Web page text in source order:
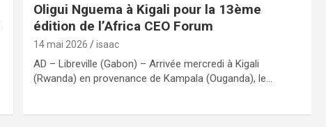
Oligui Nguema à Kigali pour la 13ème
édition de l’Africa CEO Forum
14 mai 2026 isaac
AD – Libreville (Gabon) – Arrivée mercredi à Kigali
(Rwanda) en provenance de Kampala (Ouganda), le…